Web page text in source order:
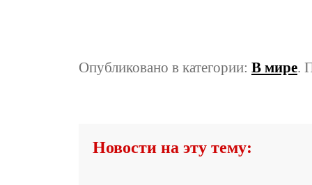
Опубликовано в категории: В мире.
Новости на эту тему: